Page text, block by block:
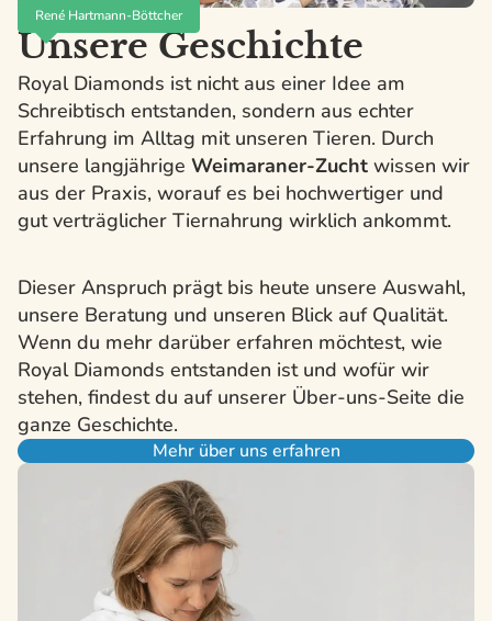
René Hartmann-Böttcher
Unsere Geschichte
Royal Diamonds ist nicht aus einer Idee am
Schreibtisch entstanden, sondern aus echter
Erfahrung im Alltag mit unseren Tieren. Durch
unsere langjährige Weimaraner-Zucht wissen wir
aus der Praxis, worauf es bei hochwertiger und
gut verträglicher Tiernahrung wirklich ankommt.
Dieser Anspruch prägt bis heute unsere Auswahl,
unsere Beratung und unseren Blick auf Qualität.
Wenn du mehr darüber erfahren möchtest, wie
Royal Diamonds entstanden ist und wofür wir
stehen, findest du auf unserer Über-uns-Seite die
ganze Geschichte.
Mehr über uns erfahren